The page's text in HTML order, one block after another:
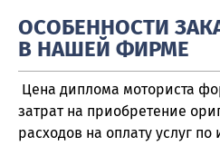
ОСОБЕННОСТИ
В НАШЕЙ ФИРМЕ
Цена диплома моториста
затрат на приобретение
расходов на оплату услуг